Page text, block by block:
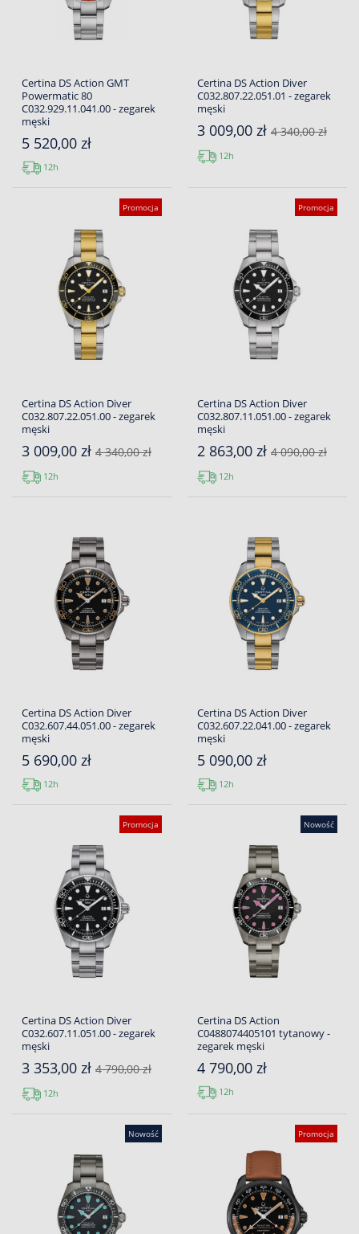
Certina DS Action GMT
Powermatic 80
C032.929.11.041.00 - zegarek
męski
5 520,00 zł
12h
Certina DS Action Diver
C032.807.22.051.01 - zegarek
męski
3 009,00 zł 4 340,00 zł
12h
Promocja
Certina DS Action Diver
C032.807.22.051.00 - zegarek
męski
3 009,00 zł 4 340,00 zł
12h
Promocja
Certina DS Action Diver
C032.807.11.051.00 - zegarek
męski
2 863,00 zł 4 090,00 zł
12h
Certina DS Action Diver
C032.607.44.051.00 - zegarek
męski
5 690,00 zł
12h
Certina DS Action Diver
C032.607.22.041.00 - zegarek
męski
5 090,00 zł
12h
Promocja
Certina DS Action Diver
C032.607.11.051.00 - zegarek
męski
3 353,00 zł 4 790,00 zł
12h
Nowość
Certina DS Action
C0488074405101 tytanowy -
zegarek męski
4 790,00 zł
12h
Nowość Promocja